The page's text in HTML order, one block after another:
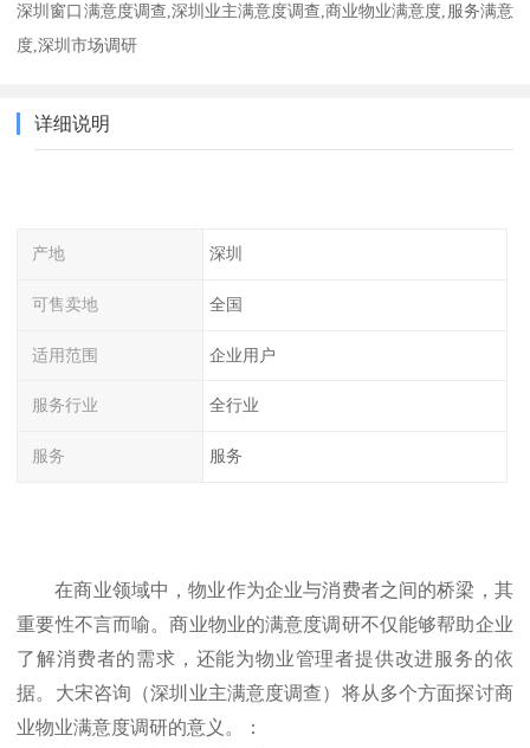
深圳窗口满意度调查,深圳业主满意度调查,商业物业满意度,服务满意
度,深圳市场调研
详细说明
产地 深圳
可售卖地 全国
适用范围 企业用户
服务行业 全行业
服务 服务
在商业领域中，物业作为企业与消费者之间的桥梁，其
重要性不言而喻。商业物业的满意度调研不仅能够帮助企业
了解消费者的需求，还能为物业管理者提供改进服务的依
据。 大宋咨询（深圳业主满意度调查） 将从多个方面探讨商
业物业满意度调研的意义。：